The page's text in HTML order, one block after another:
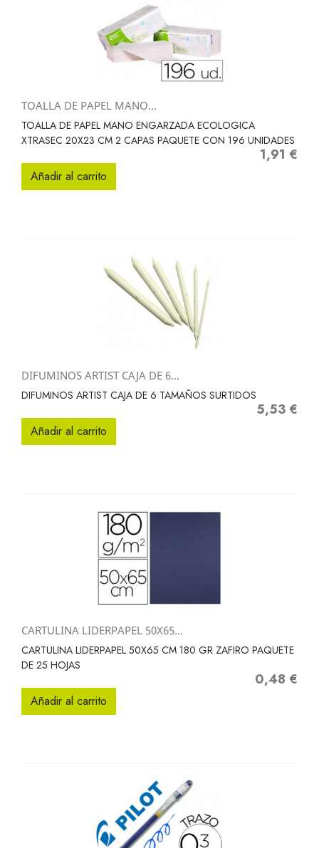
TOALLA DE PAPEL MANO...
TOALLA DE PAPEL MANO ENGARZADA ECOLOGICA
XTRASEC 20X23 CM 2 CAPAS PAQUETE CON 196 UNIDADES
Precio
1,91 €
Añadir al carrito
DIFUMINOS ARTIST CAJA DE 6...
DIFUMINOS ARTIST CAJA DE 6 TAMAÑOS SURTIDOS
Precio
5,53 €
Añadir al carrito
CARTULINA LIDERPAPEL 50X65...
CARTULINA LIDERPAPEL 50X65 CM 180 GR ZAFIRO PAQUETE
DE 25 HOJAS
Precio
0,48 €
Añadir al carrito